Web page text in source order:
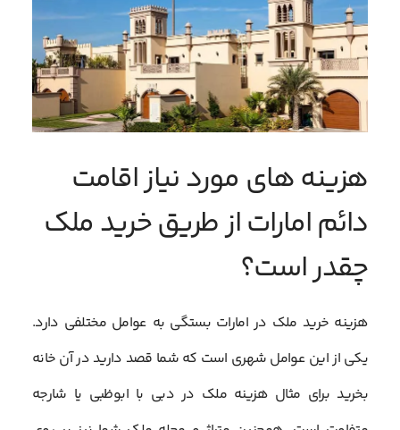
هزینه های مورد نیاز اقامت
دائم امارات از طریق خرید ملک
چقدر است؟
هزینه خرید ملک در امارات بستگی به عوامل مختلفی دارد.
یکی از این عوامل شهری است که شما قصد دارید در آن خانه
بخرید برای مثال هزینه ملک در دبی با ابوظبی یا شارجه